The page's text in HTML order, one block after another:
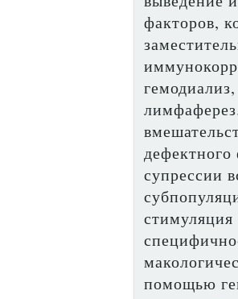
факторов,
супрессии
помощью